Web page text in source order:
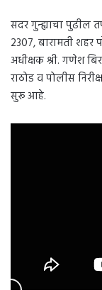
सदर गुन्ह्याचा पुढील
2307, बारामती
अधीक्षक श्री. गणेश
राठोड व पोलीस
सुरू आहे.